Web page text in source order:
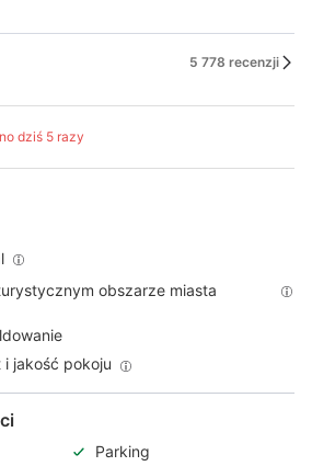
5 778 recenzji
dziś 5 razy
obszarze miasta
i jakość pokoju
Parking